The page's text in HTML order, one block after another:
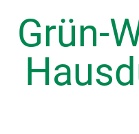
Grün-